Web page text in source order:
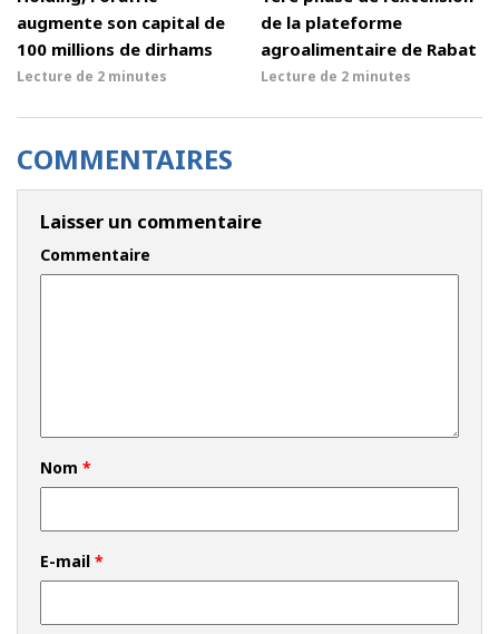
augmente son capital de
100 millions de dirhams
Lecture de 2 minutes
de la plateforme
agroalimentaire de Rabat
Lecture de 2 minutes
COMMENTAIRES
Laisser un commentaire
Commentaire
Nom *
E-mail *